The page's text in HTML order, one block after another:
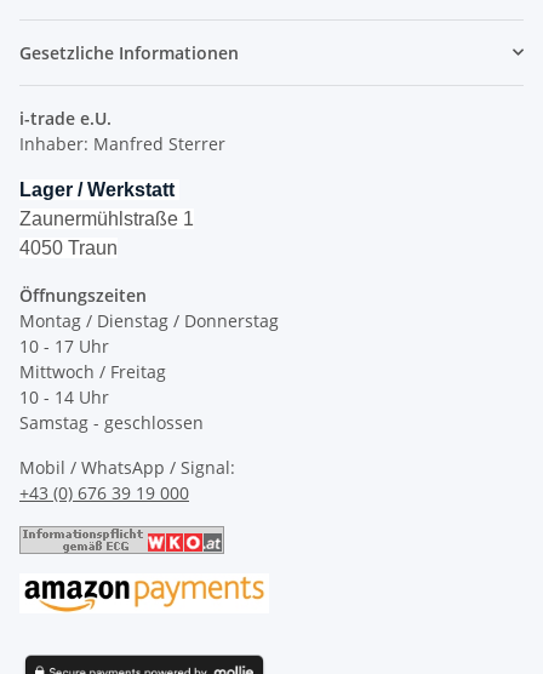
Gesetzliche Informationen
i-trade e.U.
Inhaber: Manfred Sterrer
Lager / Werkstatt
Zaunermühlstraße 1
4050 Traun
Öffnungszeiten
Montag / Dienstag / Donnerstag
10 - 17 Uhr
Mittwoch / Freitag
10 - 14 Uhr
Samstag - geschlossen
Mobil / WhatsApp / Signal:
+43 (0) 676 39 19 000